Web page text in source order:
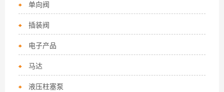
单向阀
插装阀
电子产品
马达
液压柱塞泵